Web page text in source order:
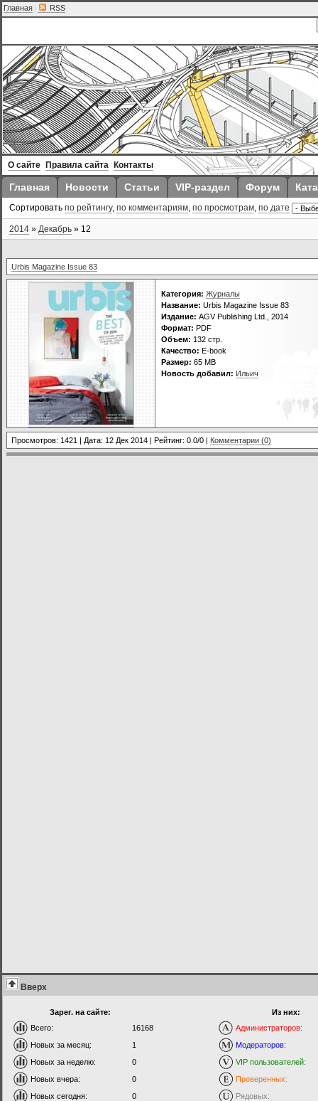
Главная | RSS
О сайте Правила сайта Контакты
Главная Новости Статьи VIP-раздел Форум
Сортировать по рейтингу, по комментариям, по просмотрам, по дате
2014 » Декабрь » 12
Urbis Magazine Issue 83
Категория: Журналы
Название: Urbis Magazine Issue 83
Издание: AGV Publishing Ltd., 2014
Формат: PDF
Объем: 132 стр.
Качество: E-book
Размер: 65 МВ
Новость добавил: Ильич
Просмотров: 1421 | Дата: 12 Дек 2014 | Рейтинг: 0.0/0 | Комментарии (0)
Вверх
Зарег. на сайте:
Всего:
16168
Новых за месяц:
1
Новых за неделю:
0
Новых вчера:
0
Новых сегодня:
0
Из них:
Администраторов:
Модераторов:
VIP пользователей:
Проверенных:
Рядовых: